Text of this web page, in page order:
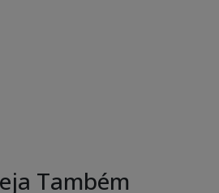
Também